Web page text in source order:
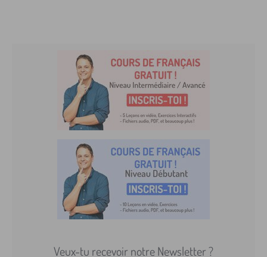
Veux-tu recevoir notre Newsletter ?